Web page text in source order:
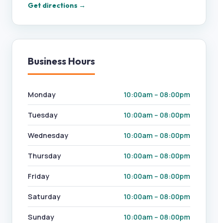
Get directions →
Business Hours
Monday 10:00am – 08:00pm
Tuesday 10:00am – 08:00pm
Wednesday 10:00am – 08:00pm
Thursday 10:00am – 08:00pm
Friday 10:00am – 08:00pm
Saturday 10:00am – 08:00pm
Sunday 10:00am – 08:00pm